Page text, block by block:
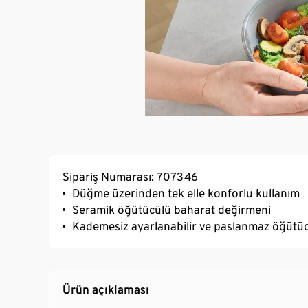
Sipariş Numarası: 707346
Düğme üzerinden tek elle konforlu kullanım
Seramik öğütücülü baharat değirmeni
Kademesiz ayarlanabilir ve paslanmaz
Ürün açıklaması